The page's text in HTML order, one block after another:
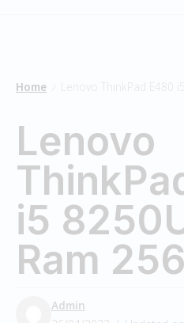
Home Lenovo ThinkPad E480
Lenovo
i5
Ram
Admin